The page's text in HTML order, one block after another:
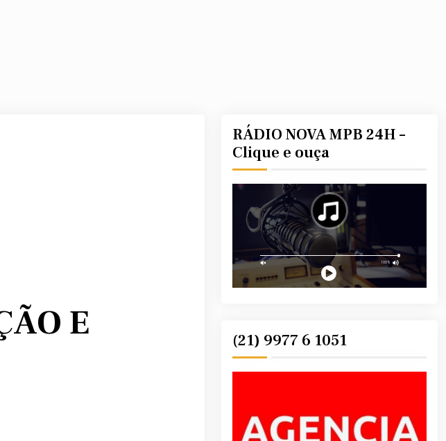
E
RÁDIO NOVA MPB 24H –
Clique e ouça
(21) 9977 6 1051